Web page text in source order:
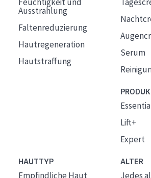
Ausstrahlung
Faltenreduzierung
Hautregeneration
Hautstraffung
Serum
Lift+
Expert
HAUTTYP
Empfindliche Haut
ALTER
Jedes